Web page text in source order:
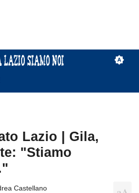
Lazio | Gila,
"Stiamo
Castellano